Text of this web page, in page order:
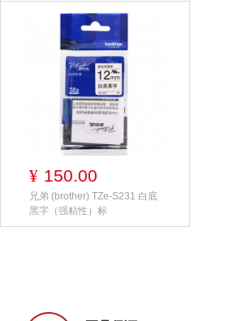
¥ 150.00
兄弟 (brother) TZe-S231 白底
黑字（强粘性）标